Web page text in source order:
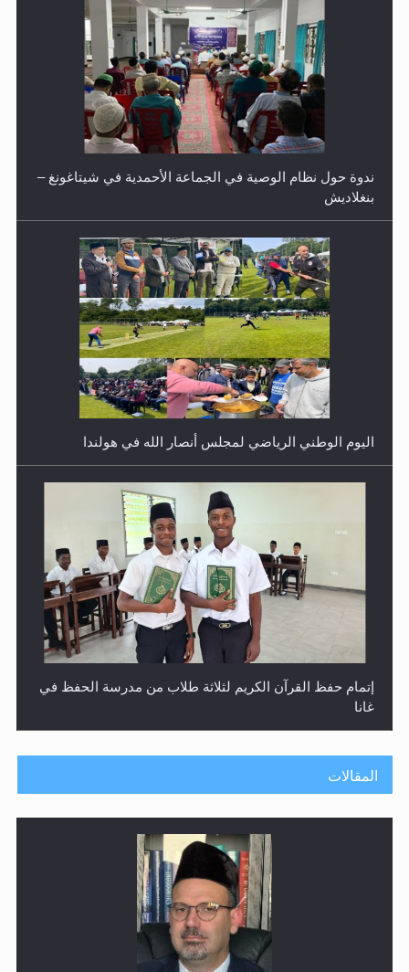
ندوة حول نظام الوصية في الجماعة الأحمدية في شيتاغونغ –
بنغلاديش
اليوم الوطني الرياضي لمجلس أنصار الله في هولندا
إتمام حفظ القرآن الكريم لثلاثة طلاب من مدرسة الحفظ في
غانا
حفل توزيع الشهادات في الجامعة الأحمدية بنيجيريا لعام
المقالات